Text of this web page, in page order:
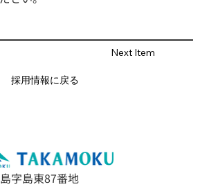
採用情報に戻る
Next Item
字島東87番地